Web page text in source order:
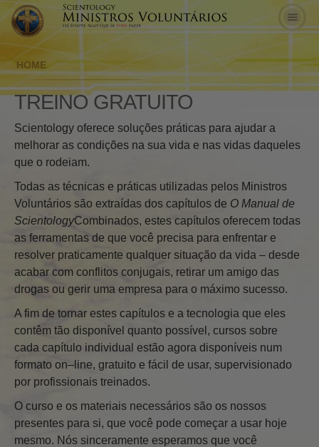
HOME
TREINO GRATUITO
Scientology oferece soluções práticas para ajudar a
melhorar as condições na sua vida e nas vidas daqueles
que o rodeiam.
Todas as técnicas e práticas utilizadas pelos Ministros
Voluntários são extraídas dos capítulos de O Manual de
ScientologyCombinados, estes capítulos oferecem todas
as ferramentas de que você precisa para enfrentar e
resolver praticamente qualquer situação da vida – desde
acabar com conflitos conjugais, retirar um amigo das
drogas ou gerir uma empresa para o máximo sucesso.
A fim de tornar estes capítulos e a tecnologia que eles
contêm tão disponível quanto possível, cursos sobre
cada capítulo individual estão agora disponíveis num
formato on–line, gratuito e fácil de usar, supervisionado
por profissionais treinados.
O curso e os materiais necessários são os nossos
presentes para si, que você pode começar a usar hoje
mesmo. Nós sinceramente esperamos que você